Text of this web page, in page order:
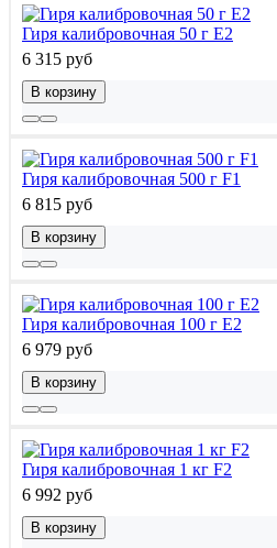
Гиря калибровочная 50 г E2
6 315 руб
В корзину
Гиря калибровочная 500 г F1
6 815 руб
В корзину
Гиря калибровочная 100 г E2
6 979 руб
В корзину
Гиря калибровочная 1 кг F2
6 992 руб
В корзину